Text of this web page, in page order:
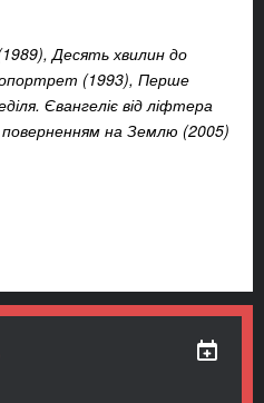
Десять хвилин до
(1993), Перше
Євангеліє від ліфтера
на Землю (2005)